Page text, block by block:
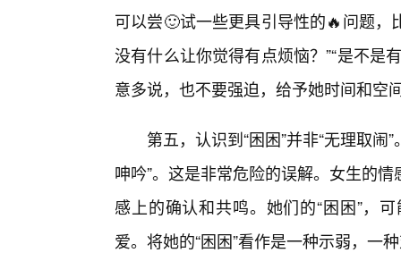
可以尝🙂试一些更具引导性的🔥问题，
没有什么让你觉得有点烦恼？”“是不是
意多说，也不要强迫，给予她时间和空
第五，认识到“困困”并非“无理取闹
呻吟”。这是非常危险的误解。女生的
感上的确认和共鸣。她们的“困困”，
爱。将她的“困困”看作是一种示弱，一